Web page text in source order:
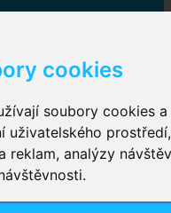
cookies
soubory cookies
uživatelského
reklam, analýzy
,Plenkové kalhotky
kalhotky dámské